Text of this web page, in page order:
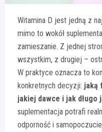
Witamina D jest jedną z
mimo to wokół
zamieszanie. Z jednej
wszystkim, z drugiej –
W praktyce oznacza to
konkretnych decyzji: jaką
jakiej dawce i jak długo
suplementacja potrafi
odporność i